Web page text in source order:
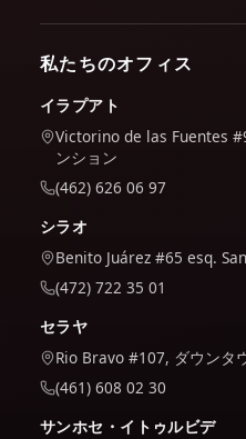
私たちのオフィス
イラプアト
Victorino de las Fuentes
ンション
(462) 626 06 97
シラオ
Benito Juárez #65 esq.
(472) 722 35 01
セラヤ
Rio Bravo #107, ダウンタ
(461) 608 02 30
サンホセ・イトゥルビデ